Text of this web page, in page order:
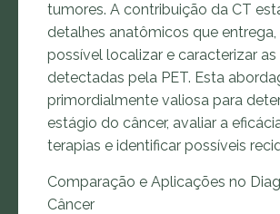
tumores. A contribuição da CT
detalhes anatômicos que
possível localizar e caracterizar
detectadas pela PET. Esta
primordialmente valiosa para
estágio do câncer, avaliar a
terapias e identificar possíveis
Comparação e Aplicações no
Câncer